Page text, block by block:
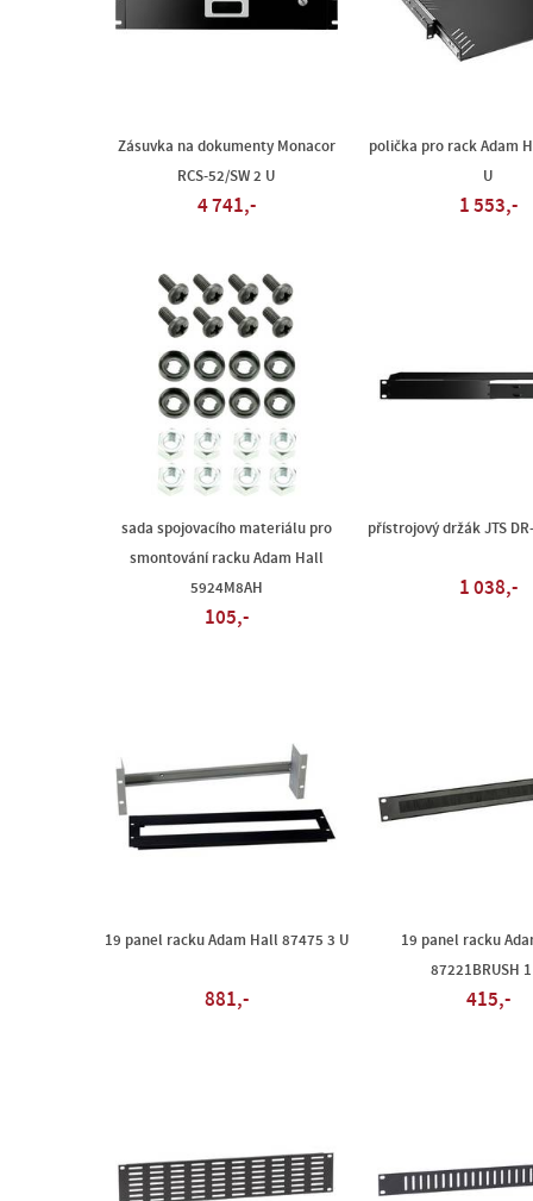
Zásuvka na dokumenty Monacor
RCS-52/SW 2 U
4 741,-
polička pro rack Adam
U
1 553,-
sada spojovacího materiálu pro
smontování racku Adam Hall
5924M8AH
105,-
přístrojový držák JTS
1 038,-
19 panel racku Adam Hall 87475 3 U
881,-
19 panel racku
87221BRUSH
415,-